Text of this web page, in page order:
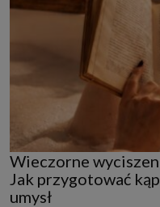
Wieczorne
Jak przygotować
umysł